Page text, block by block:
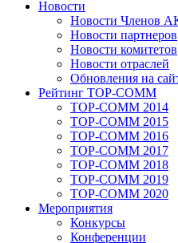
Новости
Новости Членов
Новости партнеров
Новости комитетов
Новости отраслей
Обновления на
Рейтинг TOP-COMM
TOP-COMM 2014
TOP-COMM 2015
TOP-COMM 2016
TOP-COMM 2017
TOP-COMM 2018
TOP-COMM 2019
TOP-COMM 2020
Мероприятия
Конкурсы
Конференции